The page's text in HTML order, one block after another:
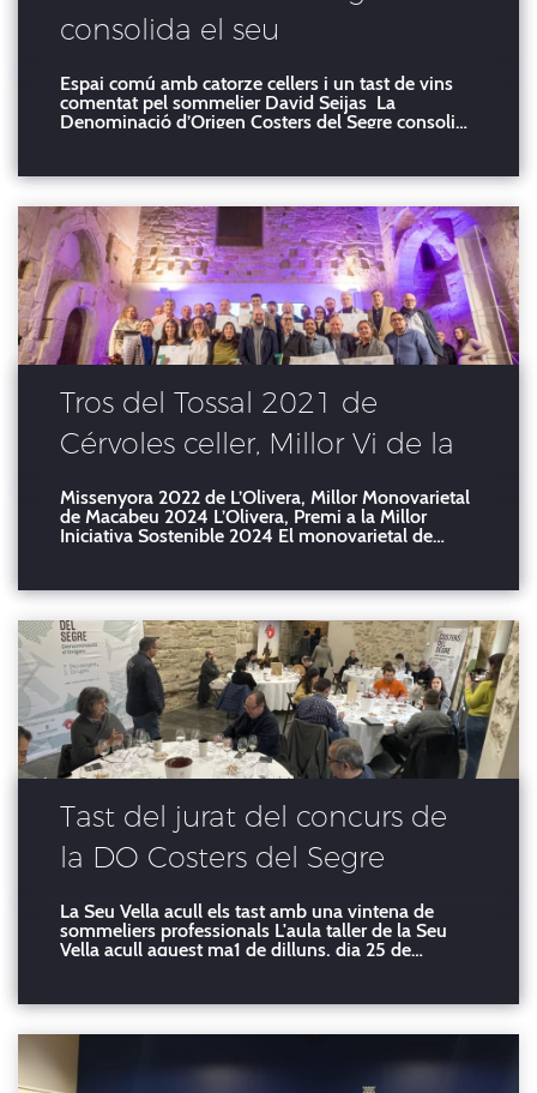
consolida el seu
posicionament a la Barcelona
Wine Week
Espai comú amb catorze cellers i un tast de vins
comentat pel sommelier David Seijas La
Denominació d’Origen Costers del Segre consolida
quadrats amb la participació de catorze cellers de
Tros del Tossal 2021 de
Cérvoles celler, Millor Vi de la
DO Costers del Segre 2024
Missenyora 2022 de L’Olivera, Millor Monovarietal
de Macabeu 2024 L’Olivera, Premi a la Millor
Iniciativa Sostenible 2024 El monovarietal de
escollit com a Millor Vi de la DO Costers del S
Tast del jurat del concurs de
la DO Costers del Segre
La Seu Vella acull els tast amb una vintena de
sommeliers professionals L'aula taller de la Seu
Vella acull aquest ma1 de dilluns, dia 25 de
qui va ser el 2023 Millor Sommelier de Catalu